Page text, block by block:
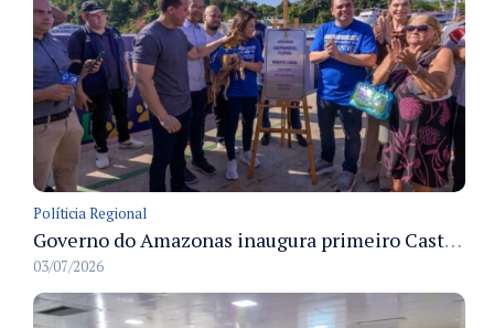
Políticia Regional
Governo do Amazonas inaugura primeiro Castramóvel Fluvial para atendimento veterinário às comunidades ribeirinhas e castração gratuita
03/07/2026